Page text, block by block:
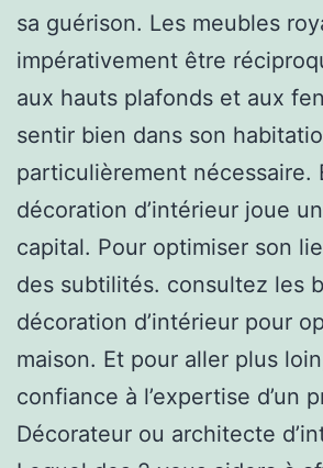
sa guérison. Les meubles
impérativement être
aux hauts plafonds et aux
sentir bien dans son
particulièrement nécessaire.
décoration d’intérieur joue
capital. Pour optimiser son
des subtilités. consultez les
décoration d’intérieur pour
maison. Et pour aller plus
confiance à l’expertise d’un
Décorateur ou architecte